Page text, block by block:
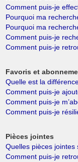
Comment puis-je
Pourquoi ma
Pourquoi ma
Comment puis-je
Comment puis-je
Favoris et
Quelle est la
Comment puis-je
Comment puis-je
Comment puis-je
Pièces jointes
Quelles pièces
Comment puis-je